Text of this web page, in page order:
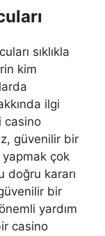
sıklıkla
kim
ilgi
casino
güvenilir bir
yapmak çok
doğru kararı
bir
yardım
casino